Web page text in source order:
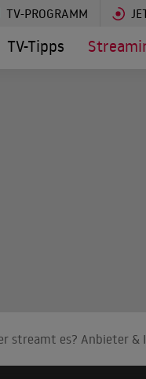
TV-PROGRAMM
TV-Tipps
streamt es? Anbieter &